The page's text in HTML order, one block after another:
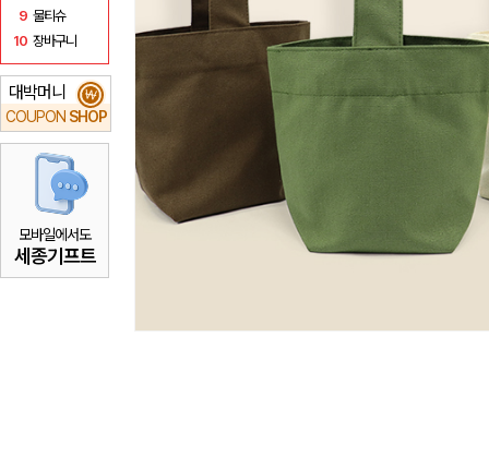
9 물티슈
10 장바구니
대박머니
COUPON SHOP
₩
모바일에서도
세종기프트